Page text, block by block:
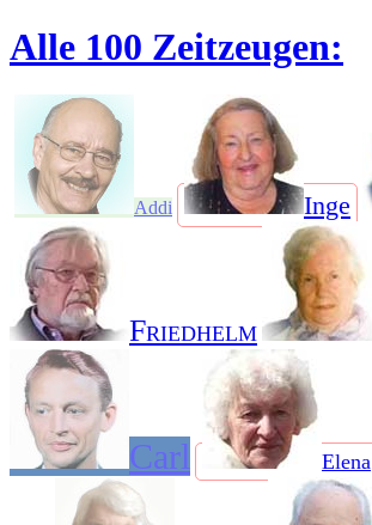
Alle 100 Zeitzeugen:
Addi Inge
Friedhelm
Carl Elena